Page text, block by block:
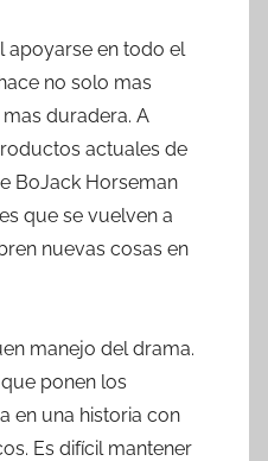
apoyarse en todo el
no solo mas
duradera. A
actuales de
BoJack Horseman
que se vuelven a
nuevas cosas en
manejo del drama.
ponen los
en una historia con
Es difícil mantener